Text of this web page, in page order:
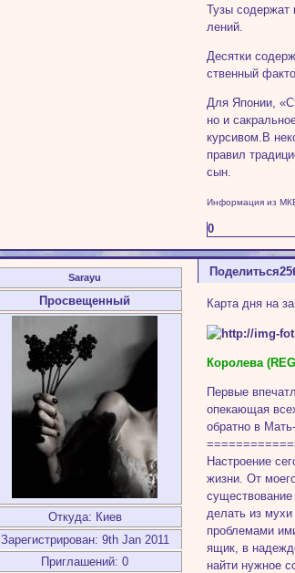
Тузы содержат
лений.
Десятки
ственный
Для Японии,
но и
курсивом.В
правил
сын.
Информация из
0
Поделиться
Sarayu
Просвещенный
Откуда: Киев
Зарегистрирован: 9th Jan 2011
Приглашений: 0
Карта дня на
Королева
Первые
опекающая
обратно в
Настроение
жизни. От
делать из
проблемами
ящик, в
найти нужное